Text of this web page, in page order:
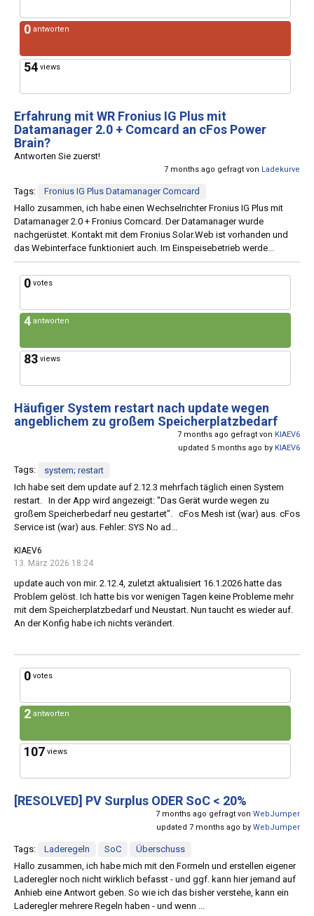
0 antworten
54 views
Erfahrung mit WR Fronius IG Plus mit
Datamanager 2.0 + Comcard an cFos Power
Brain?
Antworten Sie zuerst!
7 months ago gefragt von Ladekurve
Tags:
Fronius IG Plus Datamanager Comcard
Hallo zusammen, ich habe einen Wechselrichter Fronius IG Plus mit
Datamanager 2.0 + Fronius Comcard. Der Datamanager wurde
nachgerüstet. Kontakt mit dem Fronius Solar.Web ist vorhanden und
das Webinterface funktioniert auch. Im Einspeisebetrieb werde...
0 votes
4 antworten
83 views
Häufiger System restart nach update wegen
angeblichem zu großem Speicherplatzbedarf
7 months ago gefragt von KIAEV6
updated 5 months ago by KIAEV6
Tags:
system; restart
Ich habe seit dem update auf 2.12.3 mehrfach täglich einen System
restart. In der App wird angezeigt: "Das Gerät wurde wegen zu
großem Speicherbedarf neu gestartet". cFos Mesh ist (war) aus. cFos
Service ist (war) aus. Fehler: SYS No ad...
KIAEV6
13. März 2026 18:24
update auch von mir. 2.12.4, zuletzt aktualisiert 16.1.2026 hatte das
Problem gelöst. Ich hatte bis vor wenigen Tagen keine Probleme mehr
mit dem Speicherplatzbedarf und Neustart. Nun taucht es wieder auf.
An der Konfig habe ich nichts verändert.
0 votes
2 antworten
107 views
[RESOLVED] PV Surplus ODER SoC < 20%
7 months ago gefragt von WebJumper
updated 7 months ago by WebJumper
Tags: Laderegeln SoC
Überschuss
Hallo zusammen, ich habe mich mit den Formeln und erstellen eigener
Laderegler noch nicht wirklich befasst - und ggf. kann hier jemand auf
Anhieb eine Antwort geben. So wie ich das bisher verstehe, kann ein
Laderegler mehrere Regeln haben - und wenn ...